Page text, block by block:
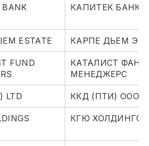
BANK
КАПИТЕК БАНК
ESTATE КАРПЕ ДЬЕМ
FUND
КАТАЛИСТ ФАНД
МЕНЕДЖЕРС
LTD ККД (ПТИ) ООО
КГЮ ХОЛДИНГС